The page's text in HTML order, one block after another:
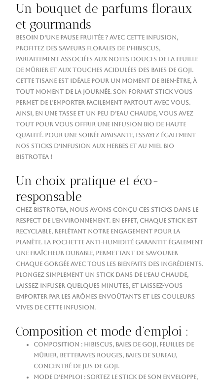
Un bouquet de parfums floraux
et gourmands
Besoin d’une pause fruitée ? Avec cette infusion,
profitez des saveurs florales de l’hibiscus,
parfaitement associées aux notes douces de la feuille
de mûrier et aux touches acidulées des baies de goji.
Cette tisane est idéale pour un moment de bien-être, à
tout moment de la journée. Son format stick vous
permet de l’emporter facilement partout avec vous.
Ainsi, en une tasse et un peu d’eau chaude, vous avez
tout pour vous offrir une infusion bio de haute
qualité. Pour une soirée apaisante, essayez également
nos sticks d’infusion aux herbes et au miel bio
Bistrotea !
Un choix pratique et éco-
responsable
Chez Bistrotea, nous avons conçu ces sticks dans le
respect de l’environnement. En effet, chaque stick est
recyclable, reflétant notre engagement pour la
planète. La pochette anti-humidité garantit également
une fraîcheur durable, permettant de savourer
chaque gorgée avec tous les bienfaits des ingrédients.
Plongez simplement un stick dans de l’eau chaude,
laissez infuser quelques minutes, et laissez-vous
emporter par les arômes envoûtants et les couleurs
vives de cette infusion.
Composition et mode d’emploi :
Composition : hibiscus, baies de goji, feuilles de
mûrier, betteraves rouges, baies de sureau,
concentré de jus de goji.
Mode d’emploi : sortez le stick de son enveloppe,